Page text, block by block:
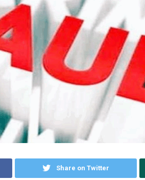
Share on Twitter